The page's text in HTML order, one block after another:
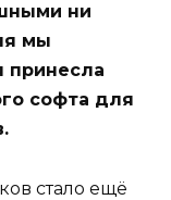
ни
мы
принесла
софта для
стало ещё